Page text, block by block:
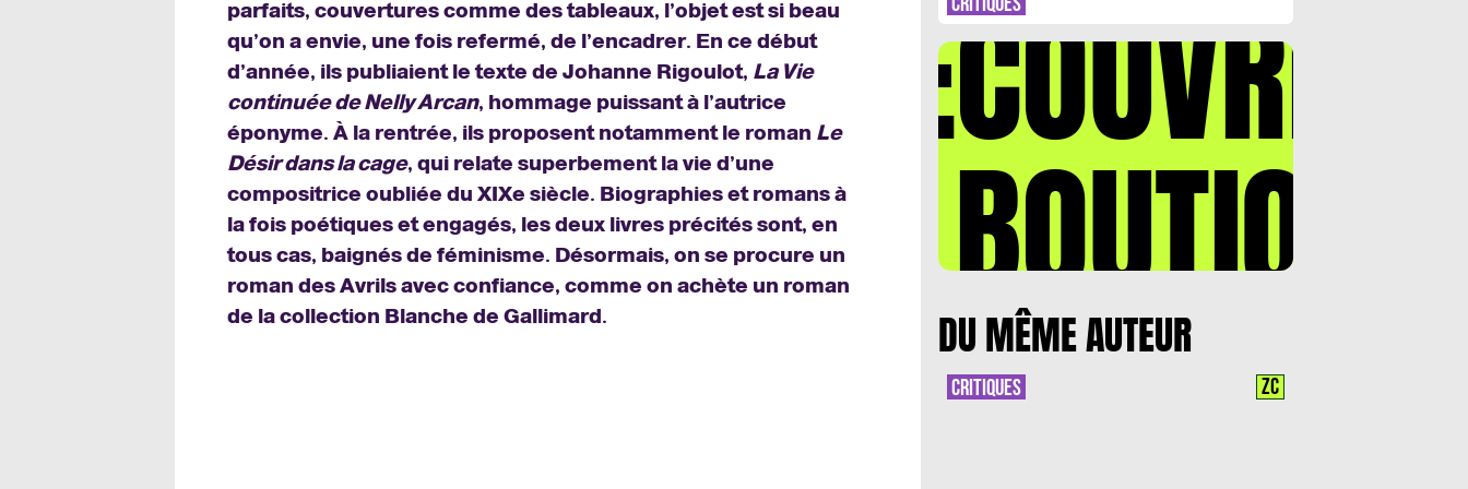
parfaits, couvertures comme des tableaux, l’objet est si beau
qu’on a envie, une fois refermé, de l’encadrer. En ce début
d’année, ils publiaient le texte de Johanne Rigoulot, La Vie
continuée de Nelly Arcan, hommage puissant à l’autrice
éponyme. À la rentrée, ils proposent notamment le roman Le
Désir dans la cage, qui relate superbement la vie d’une
compositrice oubliée du XIXe siècle. Biographies et romans à
la fois poétiques et engagés, les deux livres précités sont, en
tous cas, baignés de féminisme. Désormais, on se procure un
roman des Avrils avec confiance, comme on achète un roman
de la collection Blanche de Gallimard.
DÉCOUVREZ
LA BOUTIQUE
DU MÊME AUTEUR
CRITIQUES ZC